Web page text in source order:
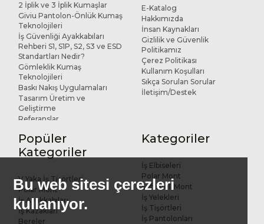
2 İplik ve 3 İplik Kumaşlar
Giviu Pantolon-Önlük Kumaş
Teknolojileri
İş Güvenliği Ayakkabıları
Rehberi S1, S1P, S2, S3 ve ESD
Standartları Nedir?
Gömleklik Kumaş
Teknolojileri
Baskı Nakış Uygulamaları
Tasarım Üretim ve
Geliştirme
Referanslar
E-Katalog
Hakkımızda
İnsan Kaynakları
Gizlilik ve Güvenlik
Politikamız
Çerez Politikası
Kullanım Koşulları
Sıkça Sorulan Sorular
İletişim/Destek
Popüler
Kategoriler
V Yaka İş Tişörtleri
Polar Mont
İş Ayakkabıları
İş Kazakları
Bereler
Kategoriler
İş Elbiseleri
Polar Mont
Softshell Mont
İş Yelekleri
İş Tişörtleri
İş Pantolonları
Bu web sitesi çerezleri
kullanıyor.